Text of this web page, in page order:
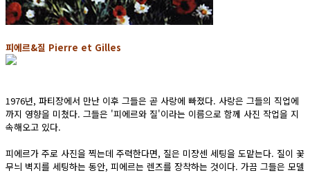
피에르&질 Pierre et Gilles
1976년, 파티장에서 만난 이후 그들은 곧 사랑에 빠졌다. 사랑은 그들의 직업에
까지 영향을 미쳤다. 그들은 '피에르와 질'이라는 이름으로 함께 사진 작업을 지
속해오고 있다.
피에르가 주로 사진을 찍는데 주력한다면, 질은 미쟝센 세팅을 도맡는다. 질이 꽃
무늬 벽지를 세팅하는 동안, 피에르는 렌즈를 장착하는 것이다. 가끔 그들은 모델